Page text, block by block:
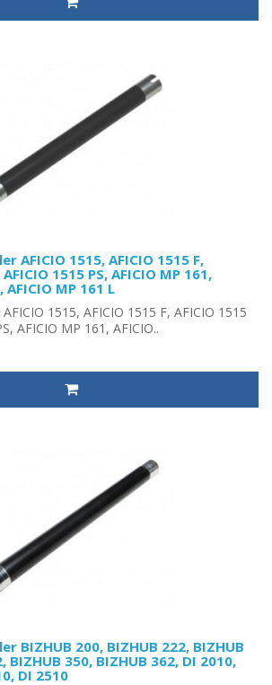
AFICIO 1515, AFICIO 1515 F,
1515 PS, AFICIO MP 161,
AFICIO MP 161 L
1515, AFICIO 1515 F, AFICIO 1515
AFICIO MP 161, AFICIO..
BIZHUB 200, BIZHUB 222, BIZHUB
BIZHUB 350, BIZHUB 362, DI 2010,
DI 2510